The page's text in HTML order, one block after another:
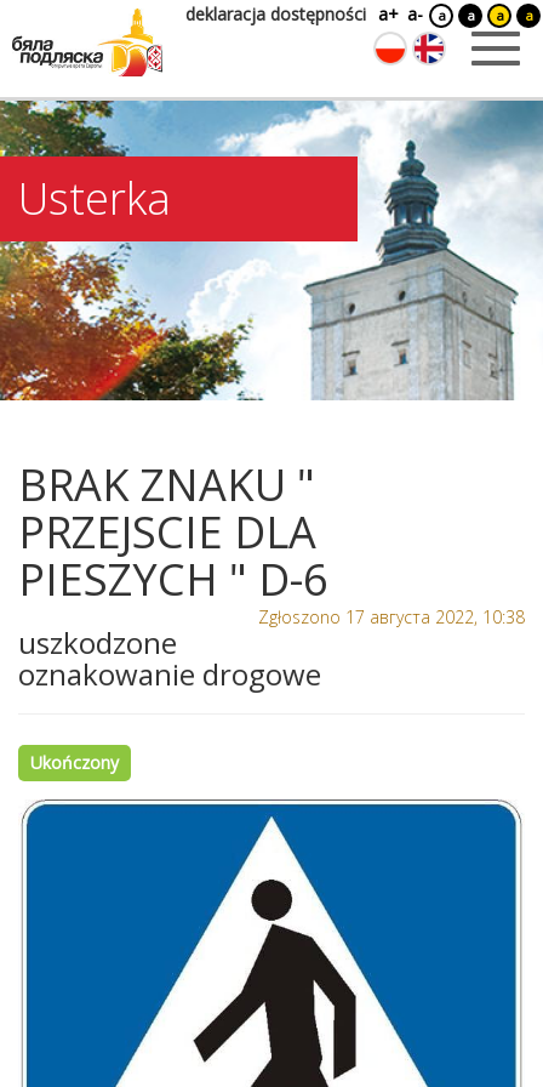
deklaracja dostępności a+ a- a a a a
Usterka
BRAK ZNAKU "
PRZEJSCIE DLA
PIESZYCH " D-6
Zgłoszono 17 августа 2022, 10:38
uszkodzone
oznakowanie drogowe
Ukończony